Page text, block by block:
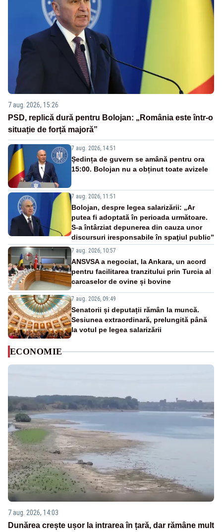
7 aug. 2026, 15:26
PSD, replică dură pentru Bolojan: „România este într-o
situație de forță majoră”
7 aug. 2026, 14:51
Ședința de guvern se amână pentru ora
15:00. Bolojan nu a obținut toate avizele
7 aug. 2026, 11:51
Bolojan, despre legea salarizării: „Ar
putea fi adoptată în perioada următoare.
S-a întârziat depunerea din cauza unor
discursuri iresponsabile în spaţiul public”
7 aug. 2026, 10:57
ANSVSA a negociat, la Ankara, un acord
pentru facilitarea tranzitului prin Turcia al
carcaselor de ovine și bovine
7 aug. 2026, 09:49
Senatorii și deputații rămân la muncă.
Sesiunea extraordinară, prelungită până
la votul pe legea salarizării
ECONOMIE
7 aug. 2026, 14:03
Dunărea crește ușor la intrarea în țară, dar rămâne mult